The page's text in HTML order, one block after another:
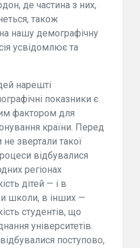
де частина з них,
також
нашу демографічну
усвідомлює та
нарешті
показники є
фактором для
країни. Перед
звертали такої
відбувалися
регіонах
дітей — і в
школи, в інших —
студентів, що
університетів.
поступово,